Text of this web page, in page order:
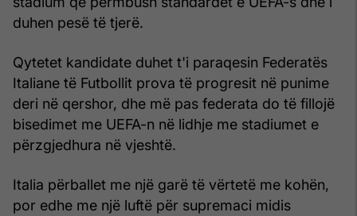
duhen pesë të tjerë.
Qytetet kandidate duhet t'i paraqesin Federatës
Italiane të Futbollit prova të progresit në punime
deri në qershor, dhe më pas federata do të fillojë
bisedimet me UEFA-n në lidhje me stadiumet e
përzgjedhura në vjeshtë.
Italia përballet me një garë të vërtetë me kohën,
por edhe me një luftë për supremaci midis